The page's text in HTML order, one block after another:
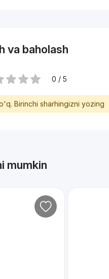
va baholash
0 / 5
Birinchi sharhingizni yozing
mumkin